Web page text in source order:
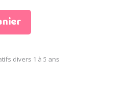
divers 1 à 5 ans